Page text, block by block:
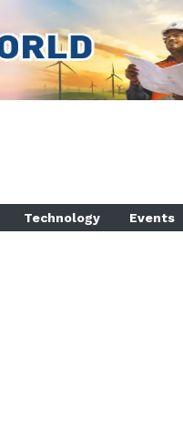
Technology Events